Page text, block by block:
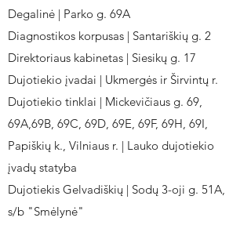
Degalinė | Parko g. 69A
Diagnostikos korpusas | Santariškių g. 2
Direktoriaus kabinetas | Siesikų g. 17
Dujotiekio įvadai | Ukmergės ir Širvintų r.
Dujotiekio tinklai | Mickevičiaus g. 69,
69A,69B, 69C, 69D, 69E, 69F, 69H, 69I,
Papiškių k., Vilniaus r. | Lauko dujotiekio
įvadų statyba
Dujotiekis Gelvadiškių | Sodų 3-oji g. 51A,
s/b "Smėlynė"